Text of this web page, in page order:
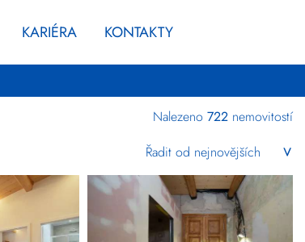
KARIÉRA KONTAKTY
Nalezeno 722 nemovitostí
Kraj Vyberte kraje
lokalitu